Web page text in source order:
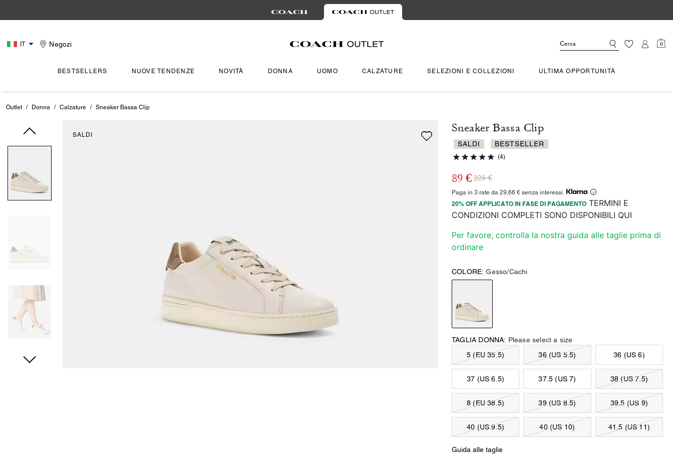
IT Negozi 0
BESTSELLERS NUOVE TENDENZE NOVITÀ DONNA UOMO CALZATURE SELEZIONI E COLLEZIONI ULTIMA OPPORTUNITÀ
Outlet / Donna / Calzature / Sneaker Bassa Clip
SALDI
Sneaker Bassa Clip
SALDI BESTSELLER
(4)
89 € 225 €
Paga in 3 rate da 29,66 € senza interessi.
20% OFF APPLICATO IN FASE DI PAGAMENTO TERMINI E
CONDIZIONI COMPLETI SONO DISPONIBILI QUI
Per favore, controlla la nostra guida alle taglie prima di
ordinare
COLORE: Gesso/Cachi
TAGLIA DONNA: Please select a size
5 (EU 35.5)
36 (US 5.5) 36 (US 6)
37 (US 6.5) 37.5 (US 7) 38 (US 7.5)
8 (EU 38.5) 39 (US 8.5) 39.5 (US 9)
40 (US 9.5) 40 (US 10) 41.5 (US 11)
Guida alle taglie